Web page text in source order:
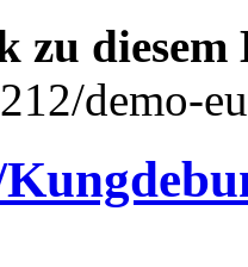
zu
demo-